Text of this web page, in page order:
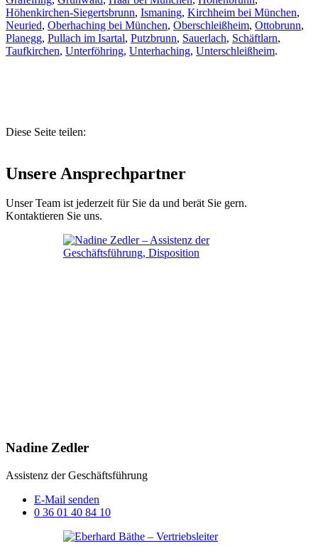
Höhenkirchen-Siegertsbrunn, Ismaning, Kirchheim bei München,
Neuried, Oberhaching bei München, Oberschleißheim, Ottobrunn,
Planegg, Pullach im Isartal, Putzbrunn, Sauerlach, Schäftlarn,
Taufkirchen, Unterföhring, Unterhaching, Unterschleißheim.
Diese Seite teilen:
Unsere Ansprechpartner
Unser Team ist jederzeit für Sie da und berät Sie gern.
Kontaktieren Sie uns.
Nadine Zedler
Assistenz der Geschäftsführung
E-Mail senden
0 36 01 40 84 10